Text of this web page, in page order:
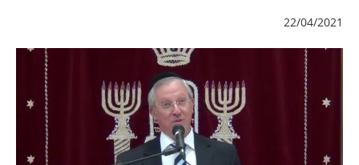
22/04/2021